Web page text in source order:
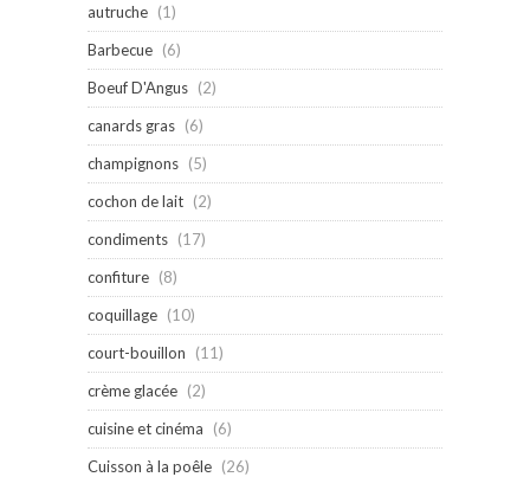
autruche (1)
Barbecue (6)
Boeuf D'Angus (2)
canards gras (6)
champignons (5)
cochon de lait (2)
condiments (17)
confiture (8)
coquillage (10)
court-bouillon
(11)
crème glacée (2)
cuisine et cinéma
(6)
Cuisson à la poêle (26)